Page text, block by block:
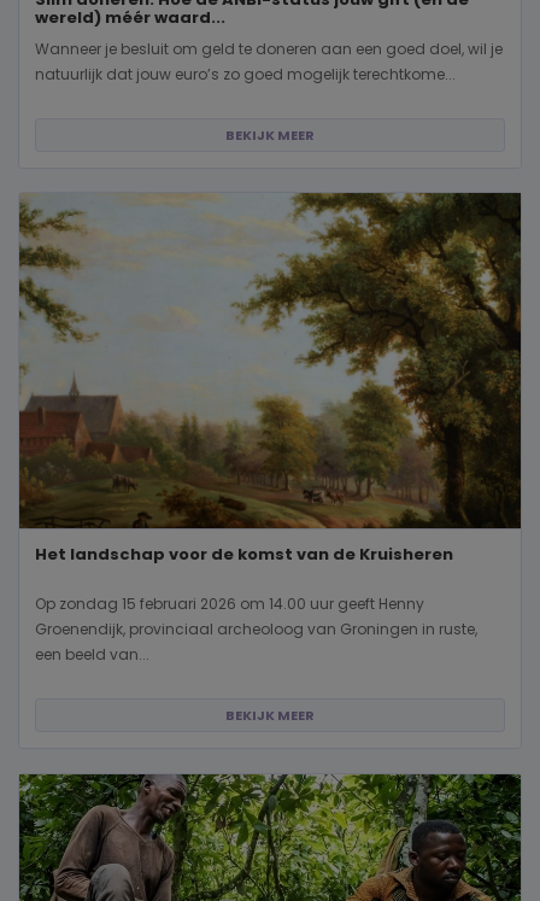
wereld) méér waard...
Wanneer je besluit om geld te doneren aan een goed doel, wil je
natuurlijk dat jouw euro’s zo goed mogelijk terechtkome...
BEKIJK MEER
Het landschap voor de komst van de Kruisheren
Op zondag 15 februari 2026 om 14.00 uur geeft Henny
Groenendijk, provinciaal archeoloog van Groningen in ruste,
een beeld van...
BEKIJK MEER